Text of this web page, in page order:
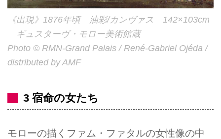
《出現》1876年頃 油彩/カンヴァス 142×103cm
ギュスターヴ・モロー美術館蔵
Photo © RMN-Grand Palais / René-Gabriel Ojéda /
distributed by AMF
3 宿命の女たち
モローの描くファム・ファタルの女性像の中